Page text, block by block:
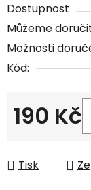
Dostupnost
Můžeme
Možnosti
Kód:
190 Kč
Tisk